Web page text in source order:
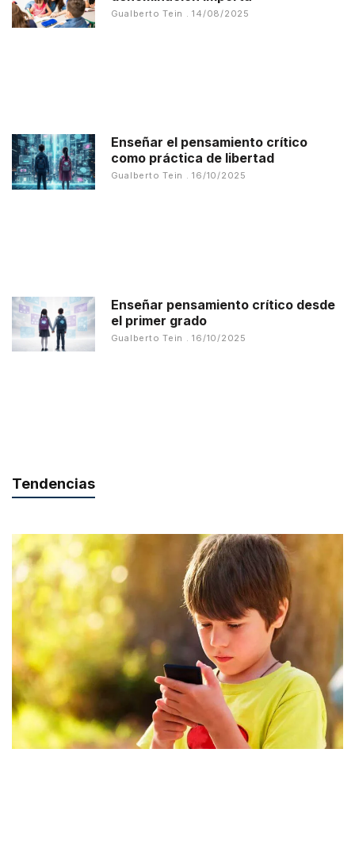
Gualberto Tein 14/08/2025
Enseñar el pensamiento crítico
como práctica de libertad
Gualberto Tein 16/10/2025
Enseñar pensamiento crítico desde
el primer grado
Gualberto Tein 16/10/2025
Tendencias